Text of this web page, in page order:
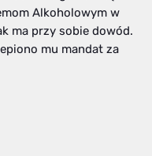
Alkoholowym w
ma przy sobie dowód.
mu mandat za